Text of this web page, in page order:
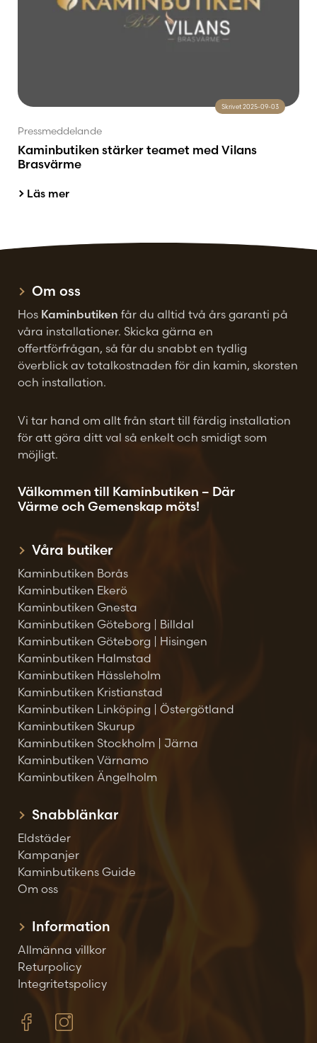
Skrivet 2025-09-03
Pressmeddelande
Kaminbutiken stärker teamet med Vilans
Brasvärme
Läs mer
Om oss
Hos Kaminbutiken får du alltid två års garanti på
våra installationer. Skicka gärna en
offertförfrågan, så får du snabbt en tydlig
överblick av totalkostnaden för din kamin, skorsten
och installation.
Vi tar hand om allt från start till färdig installation
för att göra ditt val så enkelt och smidigt som
möjligt.
Välkommen till Kaminbutiken – Där
Värme och Gemenskap möts!
Våra butiker
Kaminbutiken Borås
Kaminbutiken Ekerö
Kaminbutiken Gnesta
Kaminbutiken Göteborg | Billdal
Kaminbutiken Göteborg | Hisingen
Kaminbutiken Halmstad
Kaminbutiken Hässleholm
Kaminbutiken Kristianstad
Kaminbutiken Linköping | Östergötland
Kaminbutiken Skurup
Kaminbutiken Stockholm | Järna
Kaminbutiken Värnamo
Kaminbutiken Ängelholm
Snabblänkar
Eldstäder
Kampanjer
Kaminbutikens Guide
Om oss
Information
Allmänna villkor
Returpolicy
Integritetspolicy